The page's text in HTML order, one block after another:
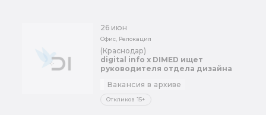
26 июн
Офис, Релокация
(Краснодар)
digital info x DIMED ищет
руководителя отдела дизайна
Вакансия в архиве
Откликов 15+